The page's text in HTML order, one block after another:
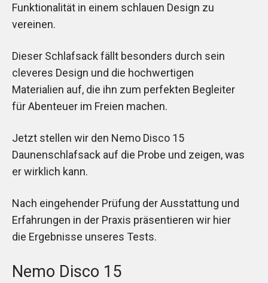
Funktionalität in einem schlauen Design zu
vereinen.
Dieser Schlafsack fällt besonders durch sein
cleveres Design und die hochwertigen
Materialien auf, die ihn zum perfekten Begleiter
für Abenteuer im Freien machen.
Jetzt stellen wir den Nemo Disco 15
Daunenschlafsack auf die Probe und zeigen, was
er wirklich kann.
Nach eingehender Prüfung der Ausstattung und
Erfahrungen in der Praxis präsentieren wir hier
die Ergebnisse unseres Tests.
Nemo Disco 15